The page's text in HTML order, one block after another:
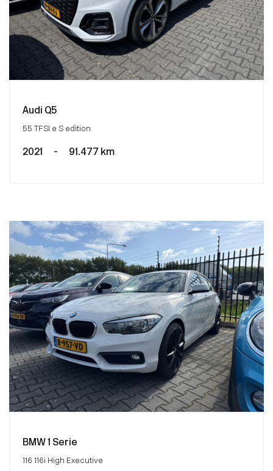
Audi Q5
55 TFSI e S edition
2021 - 91.477 km
BMW 1 Serie
116 116i High Executive